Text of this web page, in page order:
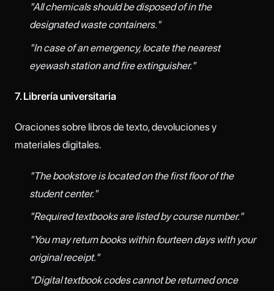
"All chemicals should be disposed of in the
designated waste containers."
"In case of an emergency, locate the nearest
eyewash station and fire extinguisher."
7. Librería universitaria
Oraciones sobre libros de texto, devoluciones y
materiales digitales.
"The bookstore is located on the first floor of the
student center."
"Required textbooks are listed by course number."
"You may return books within fourteen days with your
original receipt."
"Digital textbook codes cannot be returned once